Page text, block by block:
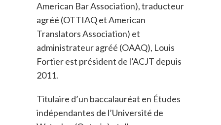
American Bar Association), traducteur
agréé (OTTIAQ et American
Translators Association) et
administrateur agréé (OAAQ), Louis
Fortier est président de l’ACJT depuis
2011.
Titulaire d’un baccalauréat en Études
indépendantes de l’Université de